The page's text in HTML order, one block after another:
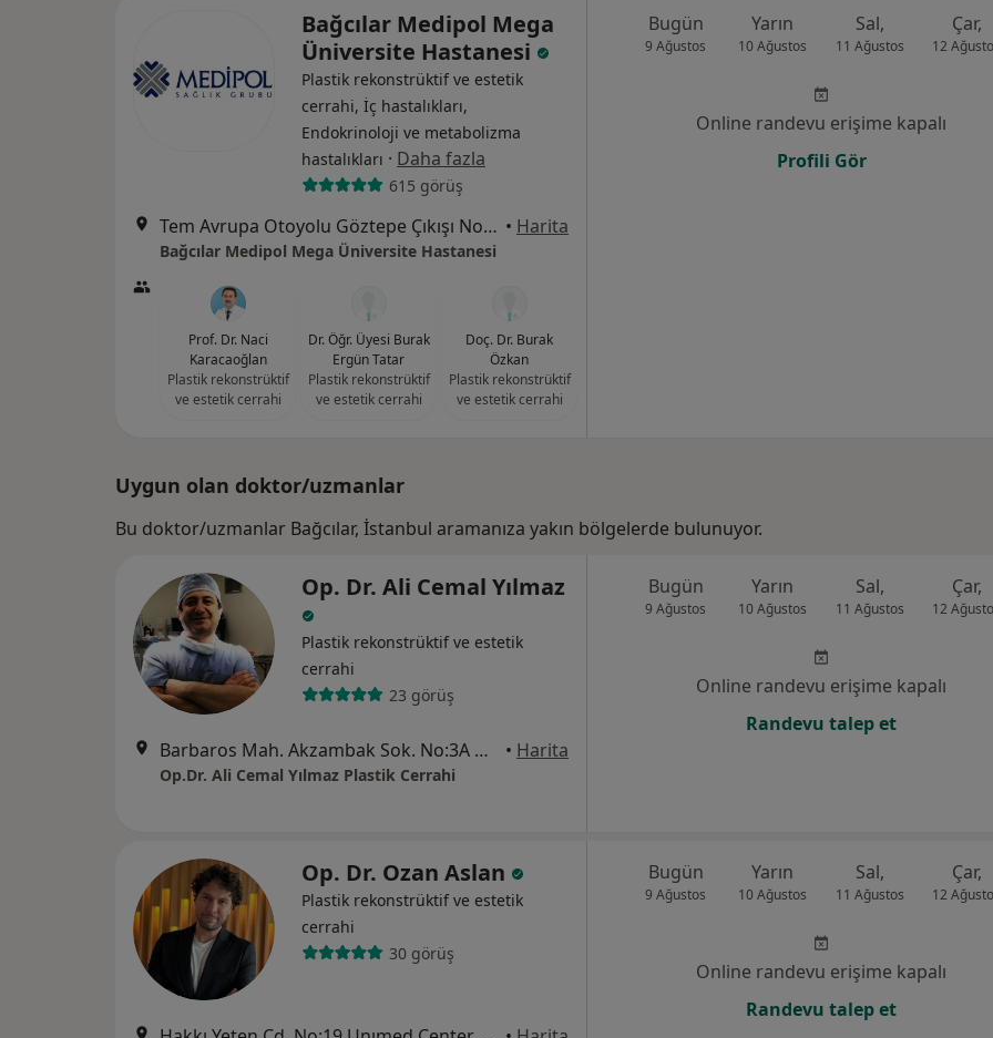
Bağcılar Medipol Mega
Üniversite Hastanesi
Plastik rekonstrüktif ve estetik
cerrahi, İç hastalıkları,
Endokrinoloji ve metabolizma
hastalıkları · Daha fazla
615 görüş
Tem Avrupa Otoyolu Göztepe Çıkışı No: 1Bağcılar, İstanbul • Harita
Bağcılar Medipol Mega Üniversite Hastanesi
Prof. Dr. Naci
Karacaoğlan
Plastik rekonstrüktif
ve estetik cerrahi
Dr. Öğr. Üyesi Burak
Ergün Tatar
Plastik rekonstrüktif
ve estetik cerrahi
Doç. Dr. Burak
Özkan
Plastik rekonstrüktif
ve estetik cerrahi
Bugün
9 Ağustos
Yarın
10 Ağustos
Sal,
11 Ağustos
Çar,
12
Online randevu erişime kapalı
Profili Gör
Uygun olan doktor/uzmanlar
Bu doktor/uzmanlar Bağcılar, İstanbul aramanıza yakın bölgelerde bulunuyor.
Op. Dr. Ali Cemal Yılmaz
Plastik rekonstrüktif ve estetik
cerrahi
23 görüş
Barbaros Mah. Akzambak Sok. No:3A Uphıll Towers B Kule Daire: 141, İstanbul • Harita
Op.Dr. Ali Cemal Yılmaz Plastik Cerrahi
Bugün
9 Ağustos
Yarın
10 Ağustos
Sal,
11 Ağustos
Çar,
12
Online randevu erişime kapalı
Randevu talep et
Op. Dr. Ozan Aslan
Plastik rekonstrüktif ve estetik
cerrahi
30 görüş
Bugün
9 Ağustos
Yarın
10 Ağustos
Sal,
11 Ağustos
Çar,
12
Online randevu erişime kapalı
Randevu talep et